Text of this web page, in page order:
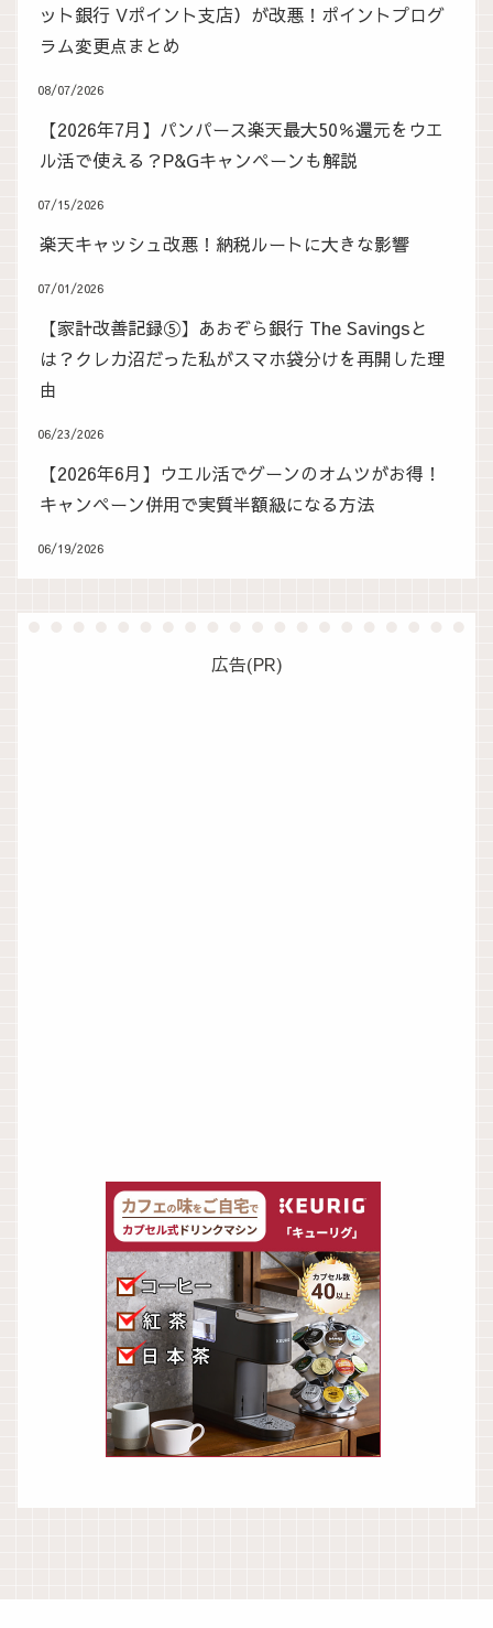
ット銀行 Vポイント支店）が改悪！ポイントプログ
ラム変更点まとめ
08/07/2026
【2026年7月】パンパース楽天最大50％還元をウエ
ル活で使える？P&Gキャンペーンも解説
07/15/2026
楽天キャッシュ改悪！納税ルートに大きな影響
07/01/2026
【家計改善記録⑤】あおぞら銀行 The Savingsと
は？クレカ沼だった私がスマホ袋分けを再開した理
由
06/23/2026
【2026年6月】ウエル活でグーンのオムツがお得！
キャンペーン併用で実質半額級になる方法
06/19/2026
広告(PR)